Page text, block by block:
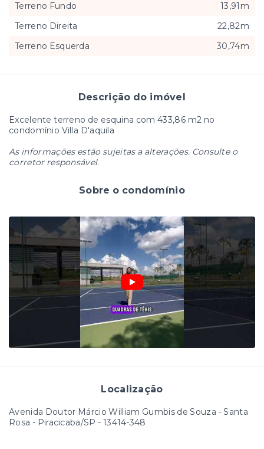
Descrição do imóvel
Excelente terreno de esquina com 433,86 m2 no
condomínio Villa D'aquila
As informações estão sujeitas a alterações. Consulte o
corretor responsável.
Sobre o condomínio
Localização
Avenida Doutor Márcio William Gumbis de Souza - Santa
Rosa - Piracicaba/SP - 13414-348
Terreno Fundo
13,91m
Terreno Direita
22,82m
Terreno Esquerda
30,74m